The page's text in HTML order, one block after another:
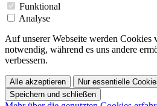
Funktional
Analyse
Auf unserer Webseite werden Cookies
notwendig, während es uns andere
verbessern.
Alle akzeptieren
Nur essentielle
Speichern und schließen